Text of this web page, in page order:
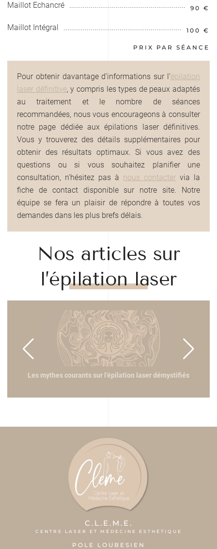
Maillot Echancré 90 €
Maillot Intégral 100 €
PRIX PAR SÉANCE
Pour obtenir davantage d’informations sur l’épilation
laser définitive, y compris les types de peaux adaptés
au traitement et le nombre de séances
recommandées, nous vous encourageons à consulter
notre page dédiée aux épilations laser définitives.
Vous y trouverez des détails supplémentaires pour
obtenir des résultats optimaux. Si vous avez des
questions ou si vous souhaitez planifier une
consultation, n’hésitez pas à nous contacter via la
fiche de contact disponible sur notre site. Notre
équipe se fera un plaisir de répondre à toutes vos
demandes dans les plus brefs délais.
Nos articles sur
l’épilation laser
Les mythes courants sur l’épilation laser démystifiés
C.L.E.M.E.
CENTRE LASER ET MÉDECINE ESTHÉTIQUE
POLE LOUBESIEN